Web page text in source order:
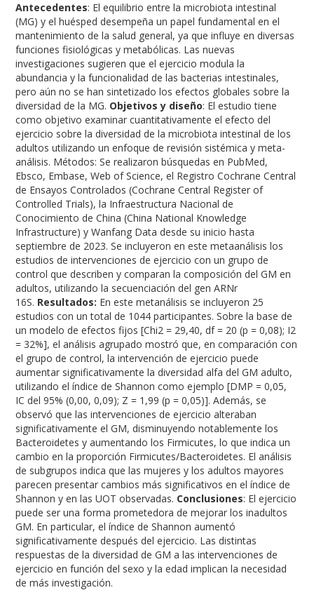
Antecedentes: El equilibrio entre la microbiota intestinal
(MG) y el huésped desempeña un papel fundamental en el
mantenimiento de la salud general, ya que influye en diversas
funciones fisiológicas y metabólicas. Las nuevas
investigaciones sugieren que el ejercicio modula la
abundancia y la funcionalidad de las bacterias intestinales,
pero aún no se han sintetizado los efectos globales sobre la
diversidad de la MG. Objetivos y diseño: El estudio tiene
como objetivo examinar cuantitativamente el efecto del
ejercicio sobre la diversidad de la microbiota intestinal de los
adultos utilizando un enfoque de revisión sistémica y meta-
análisis. Métodos: Se realizaron búsquedas en PubMed,
Ebsco, Embase, Web of Science, el Registro Cochrane Central
de Ensayos Controlados (Cochrane Central Register of
Controlled Trials), la Infraestructura Nacional de
Conocimiento de China (China National Knowledge
Infrastructure) y Wanfang Data desde su inicio hasta
septiembre de 2023. Se incluyeron en este metaanálisis los
estudios de intervenciones de ejercicio con un grupo de
control que describen y comparan la composición del GM en
adultos, utilizando la secuenciación del gen ARNr
16S. Resultados: En este metanálisis se incluyeron 25
estudios con un total de 1044 participantes. Sobre la base de
un modelo de efectos fijos [Chi2 = 29,40, df = 20 (p = 0,08); I2
= 32%], el análisis agrupado mostró que, en comparación con
el grupo de control, la intervención de ejercicio puede
aumentar significativamente la diversidad alfa del GM adulto,
utilizando el índice de Shannon como ejemplo [DMP = 0,05,
IC del 95% (0,00, 0,09); Z = 1,99 (p = 0,05)]. Además, se
observó que las intervenciones de ejercicio alteraban
significativamente el GM, disminuyendo notablemente los
Bacteroidetes y aumentando los Firmicutes, lo que indica un
cambio en la proporción Firmicutes/Bacteroidetes. El análisis
de subgrupos indica que las mujeres y los adultos mayores
parecen presentar cambios más significativos en el índice de
Shannon y en las UOT observadas. Conclusiones: El ejercicio
puede ser una forma prometedora de mejorar los inadultos
GM. En particular, el índice de Shannon aumentó
significativamente después del ejercicio. Las distintas
respuestas de la diversidad de GM a las intervenciones de
ejercicio en función del sexo y la edad implican la necesidad
de más investigación.